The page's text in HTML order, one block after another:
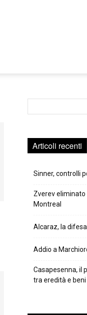
Articoli recenti
Sinner, controlli
Zverev
Montreal
Alcaraz, la
Addio a
Casapesenna, il
tra eredità e